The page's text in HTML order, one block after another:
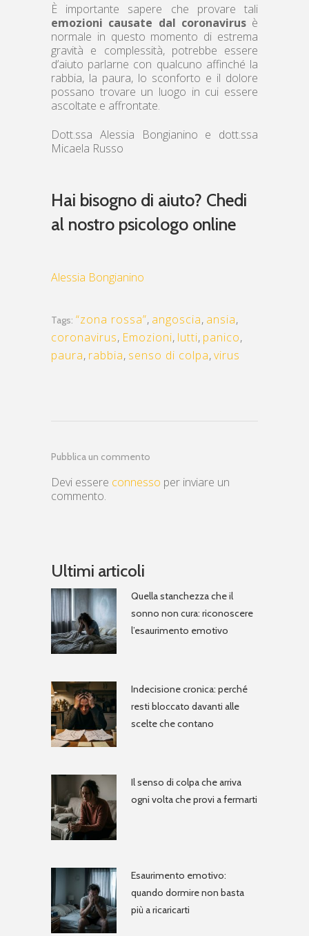
È importante sapere che provare tali
emozioni causate dal coronavirusè
normale in questo momento di estrema
gravità e complessità, potrebbe essere
d’aiuto parlarne con qualcuno affinché la
rabbia, la paura, lo sconforto e il dolore
possano trovare un luogo in cui essere
ascoltate e affrontate.
Dott.ssa Alessia Bongianino e dott.ssa
Micaela Russo
Hai bisogno di aiuto? Chedi
al nostro psicologo online
Alessia Bongianino
Tags: “zona rossa”, angoscia, ansia,
coronavirus, Emozioni, lutti, panico,
paura, rabbia, senso di colpa,virus
Pubblica un commento
Devi essere connesso per inviare un
commento.
Ultimi articoli
Quella stanchezza che il
sonno non cura: riconoscere
l’esaurimento emotivo
Indecisione cronica: perché
resti bloccato davanti alle
scelte che contano
Il senso di colpa che arriva
ogni volta che provi a fermarti
Esaurimento emotivo:
quando dormire non basta
più a ricaricarti